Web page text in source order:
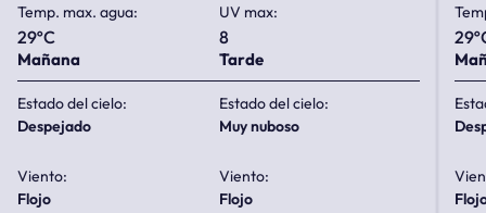
Temp. max. agua:
29ºC
UV max:
8
Mañana
Estado del cielo:
despejado
Viento:
flojo
Tarde
Estado del cielo:
muy nuboso
Viento:
flojo